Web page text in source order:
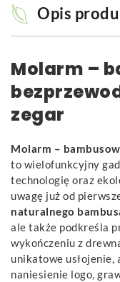
Opis
Molarm –
zegar
Molarm –
to wielofunkcyjny
technologię oraz
uwagę już od
naturalnego
ale także podkreśla
wykończeniu z
unikatowe usłojenie,
naniesienie logo,